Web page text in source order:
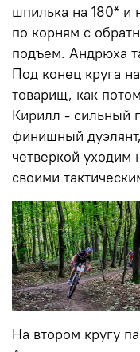
шпилька на 180* и
по корням с
подъем. Андрюха
Под конец круга
товарищ, как
Кирилл - сильный
финишный
четверкой уходим
своими
На втором кругу